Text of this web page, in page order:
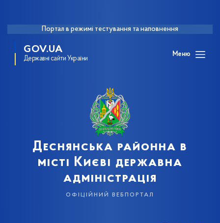
Портал в режимі тестування та наповнення
GOV.UA
Державні сайти України
Меню
Деснянська районна в
місті Києві державна
адміністрація
офіційний вебпортал